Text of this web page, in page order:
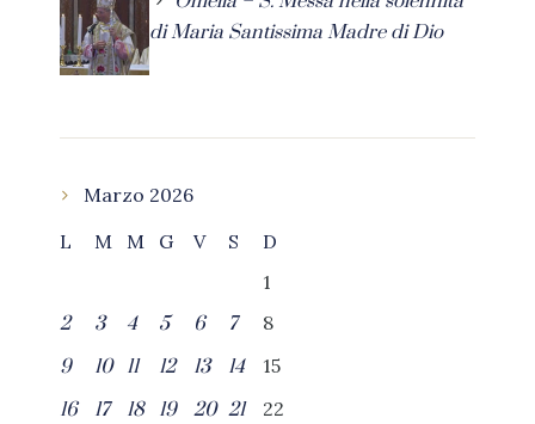
di Maria Santissima Madre di Dio
Marzo 2026
L
M M G V S
D
1
2
3 4 5 6 7
8
9
10 11 12 13 14
15
16
17 18 19 20 21
22